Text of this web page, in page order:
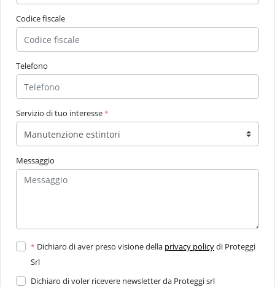
Codice fiscale
Telefono
Servizio di tuo interesse*
Messaggio
* Dichiaro di aver preso visione della privacy policydi Proteggi
Srl
Dichiaro di voler ricevere newsletter da Proteggi srl